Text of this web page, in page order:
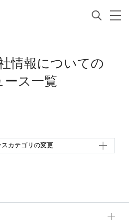
情報についての
ース一覧
スカテゴリの変更